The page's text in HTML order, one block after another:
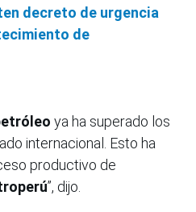
decreto de urgencia
de
ya ha superado los
internacional. Esto ha
productivo de
”, dijo.